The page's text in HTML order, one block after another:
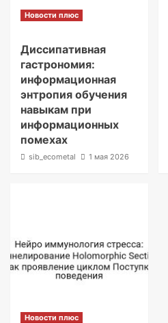
Новости плюс
Диссипативная
гастрономия:
информационная
энтропия обучения
навыкам при
информационных
помехах
sib_ecometal 1 мая 2026
Новости плюс